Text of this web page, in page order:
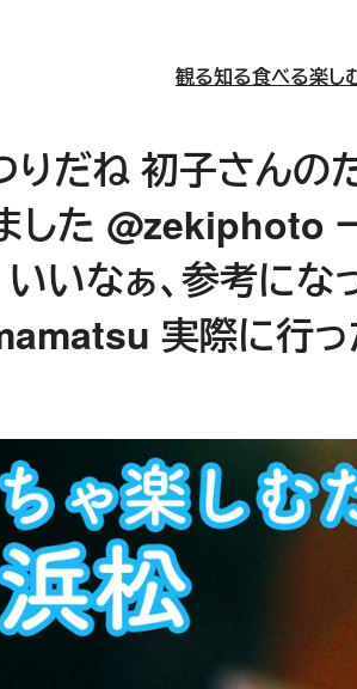
観る知る食べる楽し
だね 初子さんの
した @zekiphoto
いなぁ、参考にな
実際に行